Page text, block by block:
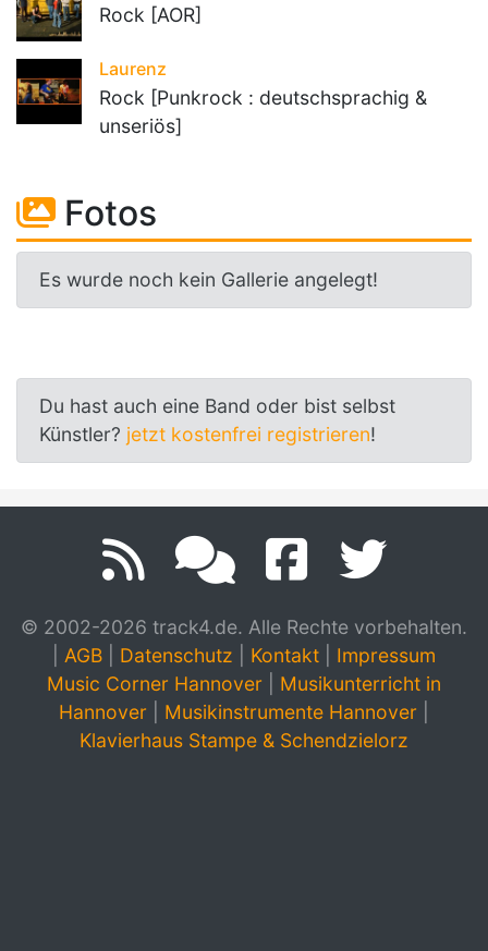
Rock [AOR]
Laurenz
Rock [Punkrock : deutschsprachig &
unseriös]
Fotos
Es wurde noch kein Gallerie angelegt!
Du hast auch eine Band oder bist selbst
Künstler? jetzt kostenfrei registrieren!
© 2002-2026 track4.de. Alle Rechte vorbehalten.
AGB Datenschutz Kontakt
Impressum
Music Corner Hannover
Musikunterricht in
Hannover
Musikinstrumente Hannover
Klavierhaus Stampe & Schendzielorz